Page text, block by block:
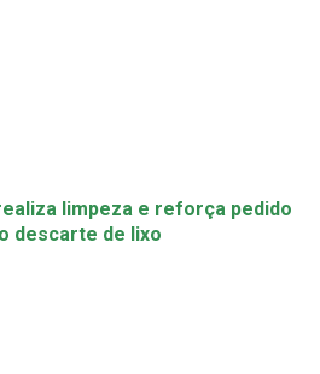
limpeza e reforça pedido
descarte de lixo